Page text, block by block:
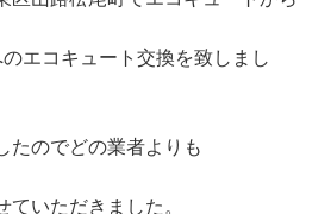
エコキュート交換を致しまし
たのでどの業者よりも
ていただきました。